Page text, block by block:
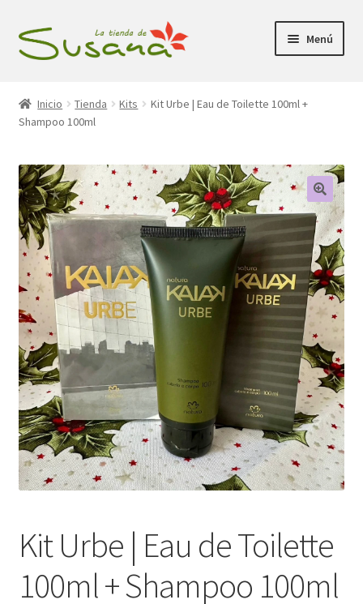
Ir
a
Ir
al
Menú
Promociones
Tienda
el
menú
hijo
Carrito
Mi Cuenta
Inicio Tienda Kits
Kit Urbe | Eau de Toilette 100ml +
Shampoo 100ml
Kit Urbe | Eau de Toilette
100ml + Shampoo 100ml